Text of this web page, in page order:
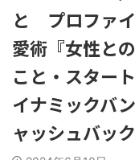
と プロファ
愛術『女性と
こと・スター
イナミックバ
ャッシュバック